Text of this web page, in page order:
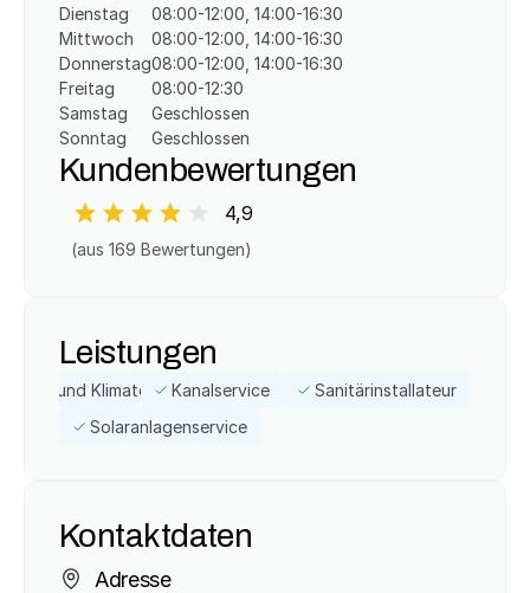
Dienstag
Mittwoch
Donnerstag
Freitag
Samstag
Sonntag
08:00-12:00, 14:00-16:30
08:00-12:00, 14:00-16:30
08:00-12:00, 14:00-16:30
08:00-12:30
Geschlossen
Geschlossen
Kundenbewertungen
4,9
(aus 169 Bewertungen)
Leistungen
und Klimatechnikbetrieb
Kanalservice
Sanitärinstallateur
Solaranlagenservice
Kontaktdaten
Adresse